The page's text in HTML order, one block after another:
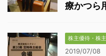
療かつら
株主優待・株
2019/07/08